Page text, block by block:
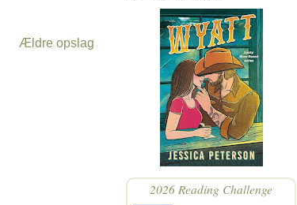
Ældre opslag
2026 Reading Challenge